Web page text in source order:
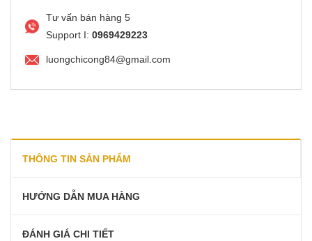
Tư vấn bán hàng 5
Support I: 0969429223
luongchicong84@gmail.com
THÔNG TIN SẢN PHẨM
HƯỚNG DẪN MUA HÀNG
ĐÁNH GIÁ CHI TIẾT